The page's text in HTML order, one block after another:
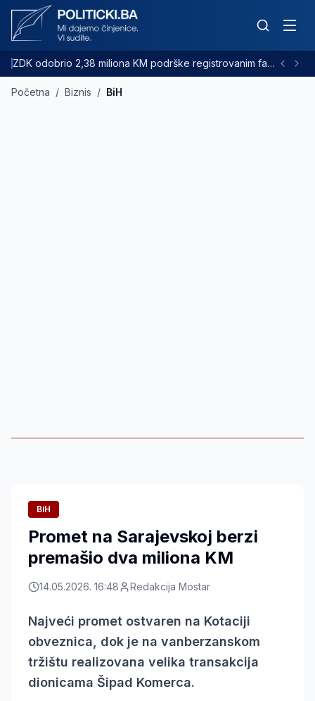
ZDK odobrio 2,38 miliona KM podrške registrovanim farmama goveda
Početna / Biznis / BiH
BiH
Promet na Sarajevskoj berzi
premašio dva miliona KM
14.05.2026. 16:48 Redakcija Mostar
Najveći promet ostvaren na Kotaciji
obveznica, dok je na vanberzanskom
tržištu realizovana velika transakcija
dionicama Šipad Komerca.